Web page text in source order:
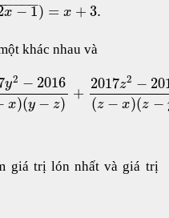
x −1
−
−−− ) = x + 3.
khác nhau và
y2 − 2016
x)(y − z)
+
2017z2 −
(z − x)(z −
giá trị lón nhất và giá trị